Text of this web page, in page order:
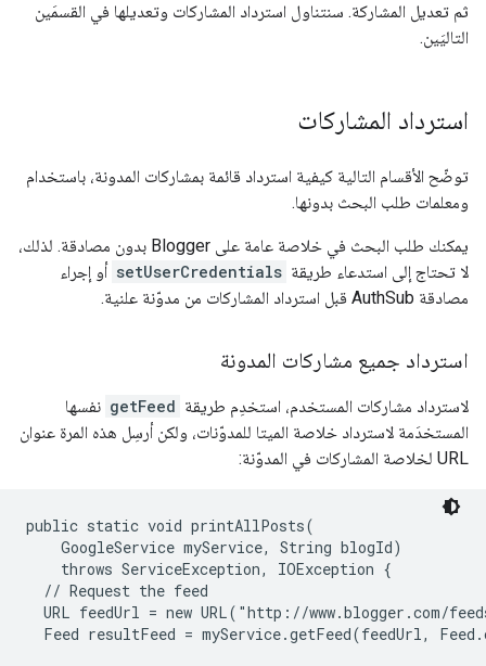
ثم تعديل المشاركة. سنتناول استرداد المشاركات وتعديلها في القسمَين
التاليَين.
استرداد المشاركات
توضّح الأقسام التالية كيفية استرداد قائمة بمشاركات المدونة، باستخدام
ومعلمات طلب البحث بدونها.
يمكنك طلب البحث في خلاصة عامة على Blogger بدون مصادقة. لذلك،
لا تحتاج إلى استدعاء طريقة setUserCredentials أو إجراء
مصادقة AuthSub قبل استرداد المشاركات من مدوّنة علنية.
استرداد جميع مشاركات المدونة
لاسترداد مشاركات المستخدم، استخدِم طريقة getFeed نفسها
المستخدَمة لاسترداد خلاصة الميتا للمدوّنات، ولكن أرسِل هذه المرة عنوان
URL لخلاصة المشاركات في المدوّنة:
public static void printAllPosts(
    GoogleService myService, String blogId)
    throws ServiceException, IOException {
  // Request the feed
URL feedUrl = new URL("http://www.blogger.com/
Feed resultFeed = myService.getFeed(feedUrl,